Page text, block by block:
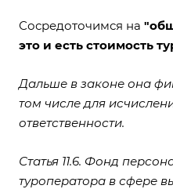
Сосредоточимся на
это и есть стоимость
Дальше в законе она
том числе для
ответственности.
Статья 11.6. Фонд
туроператора в сфере